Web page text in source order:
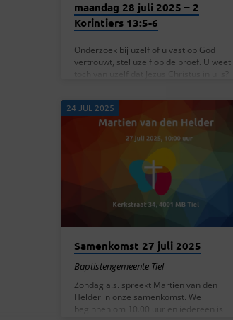
maandag 28 juli 2025 – 2
Korintiers 13:5-6
Onderzoek bij uzelf of u vast op God
vertrouwt, stel uzelf op de proef. U weet
toch van uzelf dat Jezus Christus in u is?
doorstaan. Hopelijk begrijpt u dat dit wel
voor ons geldt. — 2 Korintiers 13:5-6 In 2
Korintiërs 13:5-6 daagt Paulus ons uit om
onszelf te onderzoeken of ons geloof echt
dat Jezus in ons is,…
24 JUL 2025
Samenkomst 27 juli 2025
Baptistengemeente Tiel
Zondag a.s. spreekt Martien van den
Helder in onze samenkomst. We
beginnen om 10.00 uur en iedereen is